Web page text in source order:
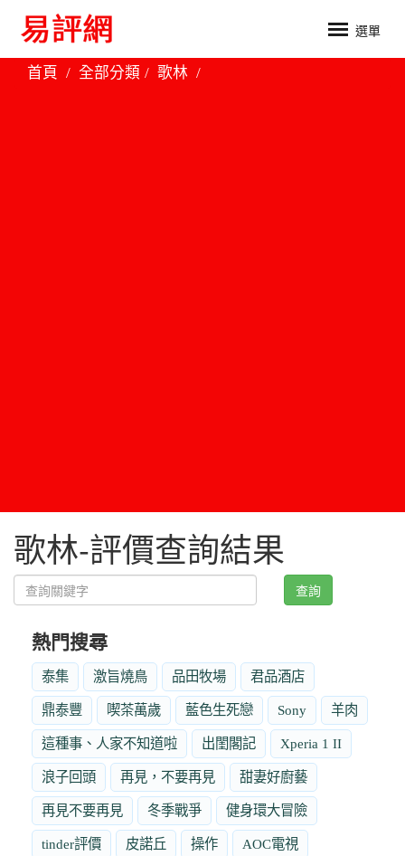
選單
首頁 全部分類 歌林
歌林-評價查詢結果
查詢
熱門搜尋
泰集 激旨燒鳥 品田牧場 君品酒店
鼎泰豐 喫茶萬歲 藍色生死戀 Sony 羊肉
這種事、人家不知道啦 出閨閣記 Xperia 1 II
浪子回頭 再見，不要再見 甜妻好廚藝
再見不要再見 冬季戰爭 健身環大冒險
tinder評價 皮諾丘 操作 AOC電視